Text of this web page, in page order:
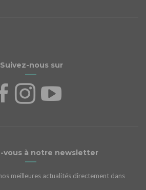
Suivez-nous sur
vous à notre newsletter
meilleures actualités directement dans